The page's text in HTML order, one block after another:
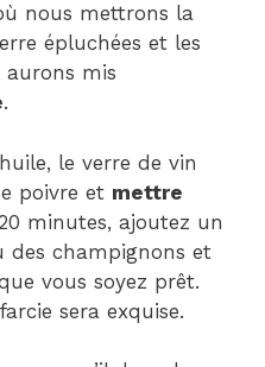
nous mettrons la
épluchées et les
mis
.
le verre de vin
poivre et mettre
minutes, ajoutez un
des champignons et
vous soyez prêt.
sera exquise.